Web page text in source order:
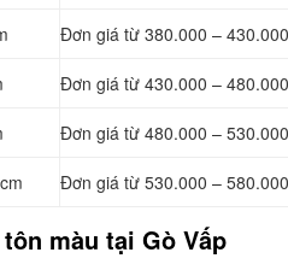
Đơn giá từ 380.000 –
Đơn giá từ 430.000 –
Đơn giá từ 480.000 –
Đơn giá từ 530.000 –
màu tại Gò Vấp